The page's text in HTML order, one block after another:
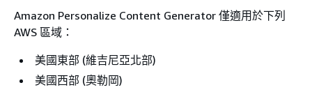
Amazon Personalize Content Generator 僅適用於下列
AWS 區域：
美國東部 (維吉尼亞北部)
美國西部 (奧勒岡)